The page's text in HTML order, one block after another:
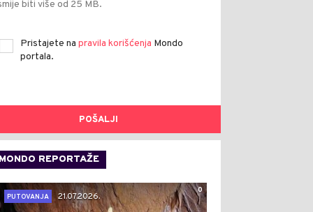
biti više od 25 MB.
Pristajete na pravila korišćenja Mondo
portala.
POŠALJI
MONDO REPORTAŽE
0
PUTOVANJA
21.07.2026.